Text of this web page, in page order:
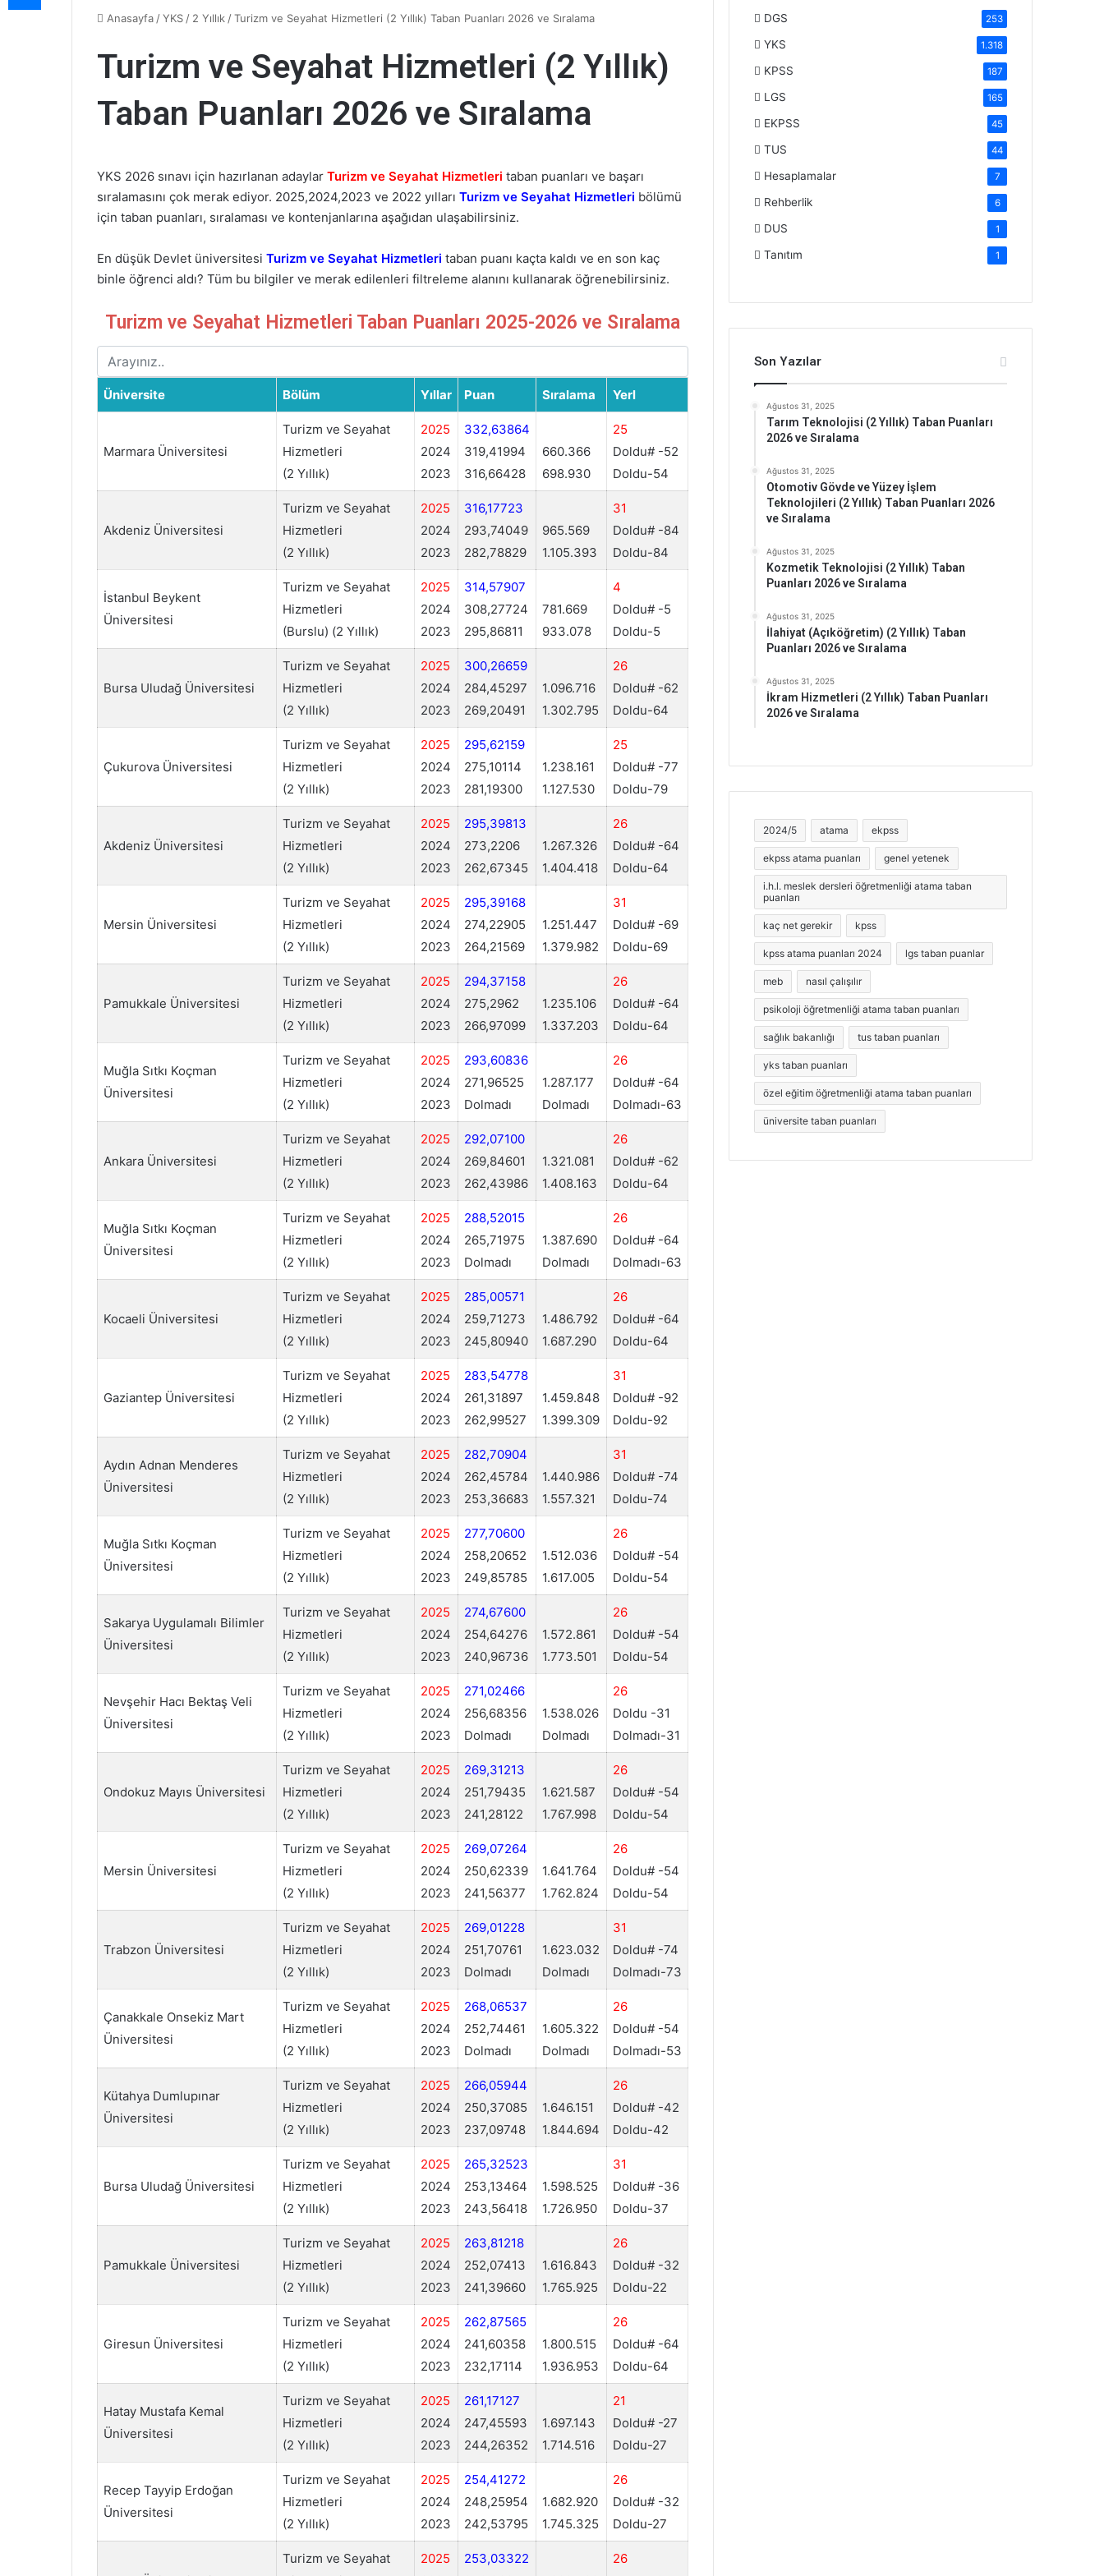
Anasayfa /YKS / 2 Yıllık /Turizm ve Seyahat Hizmetleri (2 Yıllık) Taban Puanları 2026 ve Sıralama
Turizm ve Seyahat Hizmetleri (2 Yıllık)
Taban Puanları 2026 ve Sıralama
YKS 2026 sınavı için hazırlanan adaylar Turizm ve Seyahat Hizmetleri taban puanları ve başarı
sıralamasını çok merak ediyor. 2025,2024,2023 ve 2022 yılları Turizm ve Seyahat Hizmetleri bölümü
için taban puanları, sıralaması ve kontenjanlarına aşağıdan ulaşabilirsiniz.
En düşük Devlet üniversitesi Turizm ve Seyahat Hizmetleri taban puanı kaçta kaldı ve en son kaç
binle öğrenci aldı? Tüm bu bilgiler ve merak edilenleri filtreleme alanını kullanarak öğrenebilirsiniz.
Turizm ve Seyahat Hizmetleri Taban Puanları 2025-2026 ve Sıralama
Üniversite Bölüm Yıllar Puan Sıralama Yerl
Marmara Üniversitesi
Turizm ve Seyahat
Hizmetleri
(2 Yıllık)
2025
2024
2023
332,63864
319,41994
316,66428
660.366
698.930
25
Doldu# -52
Doldu-54
Akdeniz Üniversitesi
Turizm ve Seyahat
Hizmetleri
(2 Yıllık)
2025
2024
2023
316,17723
293,74049
282,78829
965.569
1.105.393
31
Doldu# -84
Doldu-84
İstanbul Beykent
Üniversitesi
Turizm ve Seyahat
Hizmetleri
(Burslu) (2 Yıllık)
2025
2024
2023
314,57907
308,27724
295,86811
781.669
933.078
4
Doldu# -5
Doldu-5
Bursa Uludağ Üniversitesi
Turizm ve Seyahat
Hizmetleri
(2 Yıllık)
2025
2024
2023
300,26659
284,45297
269,20491
1.096.716
1.302.795
26
Doldu# -62
Doldu-64
Çukurova Üniversitesi
Turizm ve Seyahat
Hizmetleri
(2 Yıllık)
2025
2024
2023
295,62159
275,10114
281,19300
1.238.161
1.127.530
25
Doldu# -77
Doldu-79
Akdeniz Üniversitesi
Turizm ve Seyahat
Hizmetleri
(2 Yıllık)
2025
2024
2023
295,39813
273,2206
262,67345
1.267.326
1.404.418
26
Doldu# -64
Doldu-64
Mersin Üniversitesi
Turizm ve Seyahat
Hizmetleri
(2 Yıllık)
2025
2024
2023
295,39168
274,22905
264,21569
1.251.447
1.379.982
31
Doldu# -69
Doldu-69
Pamukkale Üniversitesi
Turizm ve Seyahat
Hizmetleri
(2 Yıllık)
2025
2024
2023
294,37158
275,2962
266,97099
1.235.106
1.337.203
26
Doldu# -64
Doldu-64
Muğla Sıtkı Koçman
Üniversitesi
Turizm ve Seyahat
Hizmetleri
(2 Yıllık)
2025
2024
2023
293,60836
271,96525
Dolmadı
1.287.177
Dolmadı
26
Doldu# -64
Dolmadı-63
Ankara Üniversitesi
Turizm ve Seyahat
Hizmetleri
(2 Yıllık)
2025
2024
2023
292,07100
269,84601
262,43986
1.321.081
1.408.163
26
Doldu# -62
Doldu-64
Muğla Sıtkı Koçman
Üniversitesi
Turizm ve Seyahat
Hizmetleri
(2 Yıllık)
2025
2024
2023
288,52015
265,71975
Dolmadı
1.387.690
Dolmadı
26
Doldu# -64
Dolmadı-63
Kocaeli Üniversitesi
Turizm ve Seyahat
Hizmetleri
(2 Yıllık)
2025
2024
2023
285,00571
259,71273
245,80940
1.486.792
1.687.290
26
Doldu# -64
Doldu-64
Gaziantep Üniversitesi
Turizm ve Seyahat
Hizmetleri
(2 Yıllık)
2025
2024
2023
283,54778
261,31897
262,99527
1.459.848
1.399.309
31
Doldu# -92
Doldu-92
Aydın Adnan Menderes
Üniversitesi
Turizm ve Seyahat
Hizmetleri
(2 Yıllık)
2025
2024
2023
282,70904
262,45784
253,36683
1.440.986
1.557.321
31
Doldu# -74
Doldu-74
Muğla Sıtkı Koçman
Üniversitesi
Turizm ve Seyahat
Hizmetleri
(2 Yıllık)
2025
2024
2023
277,70600
258,20652
249,85785
1.512.036
1.617.005
26
Doldu# -54
Doldu-54
Sakarya Uygulamalı Bilimler
Üniversitesi
Turizm ve Seyahat
Hizmetleri
(2 Yıllık)
2025
2024
2023
274,67600
254,64276
240,96736
1.572.861
1.773.501
26
Doldu# -54
Doldu-54
Nevşehir Hacı Bektaş Veli
Üniversitesi
Turizm ve Seyahat
Hizmetleri
(2 Yıllık)
2025
2024
2023
271,02466
256,68356
Dolmadı
1.538.026
Dolmadı
26
Doldu -31
Dolmadı-31
Ondokuz Mayıs Üniversitesi
Turizm ve Seyahat
Hizmetleri
(2 Yıllık)
2025
2024
2023
269,31213
251,79435
241,28122
1.621.587
1.767.998
26
Doldu# -54
Doldu-54
Mersin Üniversitesi
Turizm ve Seyahat
Hizmetleri
(2 Yıllık)
2025
2024
2023
269,07264
250,62339
241,56377
1.641.764
1.762.824
26
Doldu# -54
Doldu-54
Trabzon Üniversitesi
Turizm ve Seyahat
Hizmetleri
(2 Yıllık)
2025
2024
2023
269,01228
251,70761
Dolmadı
1.623.032
Dolmadı
31
Doldu# -74
Dolmadı-73
Çanakkale Onsekiz Mart
Üniversitesi
Turizm ve Seyahat
Hizmetleri
(2 Yıllık)
2025
2024
2023
268,06537
252,74461
Dolmadı
1.605.322
Dolmadı
26
Doldu# -54
Dolmadı-53
Kütahya Dumlupınar
Üniversitesi
Turizm ve Seyahat
Hizmetleri
(2 Yıllık)
2025
2024
2023
266,05944
250,37085
237,09748
1.646.151
1.844.694
26
Doldu# -42
Doldu-42
Bursa Uludağ Üniversitesi
Turizm ve Seyahat
Hizmetleri
(2 Yıllık)
2025
2024
2023
265,32523
253,13464
243,56418
1.598.525
1.726.950
31
Doldu# -36
Doldu-37
Pamukkale Üniversitesi
Turizm ve Seyahat
Hizmetleri
(2 Yıllık)
2025
2024
2023
263,81218
252,07413
241,39660
1.616.843
1.765.925
26
Doldu# -32
Doldu-22
Giresun Üniversitesi
Turizm ve Seyahat
Hizmetleri
(2 Yıllık)
2025
2024
2023
262,87565
241,60358
232,17114
1.800.515
1.936.953
26
Doldu# -64
Doldu-64
Hatay Mustafa Kemal
Üniversitesi
Turizm ve Seyahat
Hizmetleri
(2 Yıllık)
2025
2024
2023
261,17127
247,45593
244,26352
1.697.143
1.714.516
21
Doldu# -27
Doldu-27
Recep Tayyip Erdoğan
Üniversitesi
Turizm ve Seyahat
Hizmetleri
(2 Yıllık)
2025
2024
2023
254,41272
248,25954
242,53795
1.682.920
1.745.325
26
Doldu# -32
Doldu-27
Turizm ve Seyahat
2025
253,03322
26
DGS 253
YKS 1.318
KPSS 187
LGS 165
EKPSS 45
TUS 44
Hesaplamalar 7
Rehberlik 6
DUS 1
Tanıtım 1
Son Yazılar
Ağustos 31, 2025
Tarım Teknolojisi (2 Yıllık) Taban Puanları
2026 ve Sıralama
Ağustos 31, 2025
Otomotiv Gövde ve Yüzey İşlem
Teknolojileri (2 Yıllık) Taban Puanları 2026
ve Sıralama
Ağustos 31, 2025
Kozmetik Teknolojisi (2 Yıllık) Taban
Puanları 2026 ve Sıralama
Ağustos 31, 2025
İlahiyat (Açıköğretim) (2 Yıllık) Taban
Puanları 2026 ve Sıralama
Ağustos 31, 2025
İkram Hizmetleri (2 Yıllık) Taban Puanları
2026 ve Sıralama
2024/5 atama ekpss
ekpss atama puanları genel yetenek
i.h.l. meslek dersleri öğretmenliği atama taban
puanları
kaç net gerekir kpss
kpss atama puanları 2024 lgs taban puanlar
meb nasıl çalışılır
psikoloji öğretmenliği atama taban puanları
sağlık bakanlığı tus taban puanları
yks taban puanları
özel eğitim öğretmenliği atama taban puanları
üniversite taban puanları